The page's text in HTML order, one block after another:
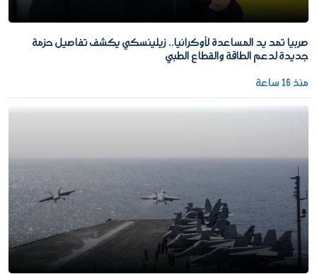
صربيا تمد يد المساعدة لأوكرانيا.. زيلينسكي يكشف تفاصيل حزمة
جديدة لدعم الطاقة والقطاع الطبي
منذ 16 ساعة